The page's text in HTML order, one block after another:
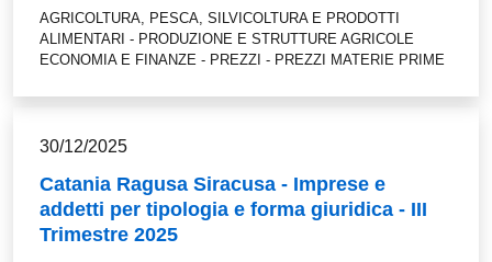
AGRICOLTURA, PESCA, SILVICOLTURA E PRODOTTI
ALIMENTARI - PRODUZIONE E STRUTTURE AGRICOLE
ECONOMIA E FINANZE - PREZZI - PREZZI MATERIE PRIME
30/12/2025
Catania Ragusa Siracusa - Imprese e
addetti per tipologia e forma giuridica - III
Trimestre 2025